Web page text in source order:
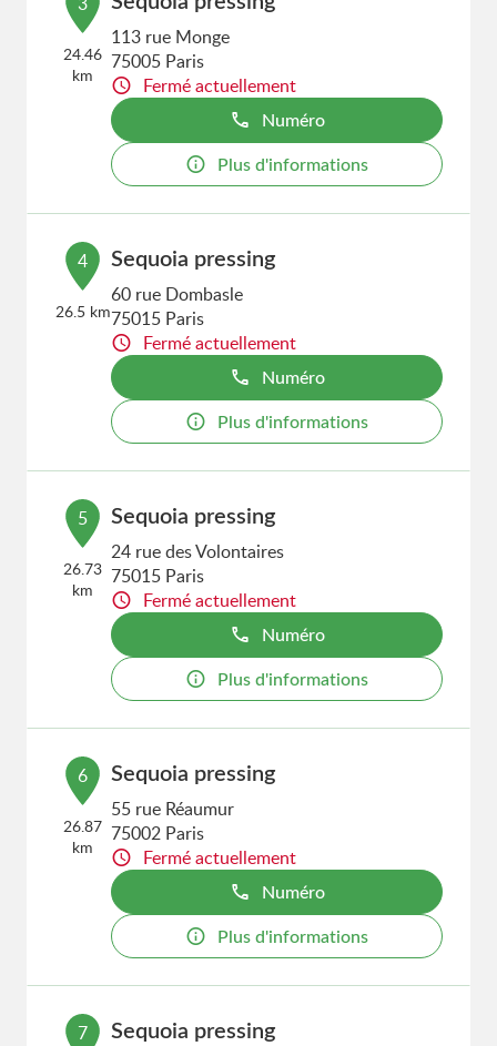
24.46
km
113 rue Monge
75005 Paris
Fermé actuellement
Numéro
Plus d'informations
4
26.5 km
Sequoia pressing
60 rue Dombasle
75015 Paris
Fermé actuellement
Numéro
Plus d'informations
5
26.73
km
Sequoia pressing
24 rue des Volontaires
75015 Paris
Fermé actuellement
Numéro
Plus d'informations
6
26.87
km
Sequoia pressing
55 rue Réaumur
75002 Paris
Fermé actuellement
Numéro
Plus d'informations
7 Sequoia pressing